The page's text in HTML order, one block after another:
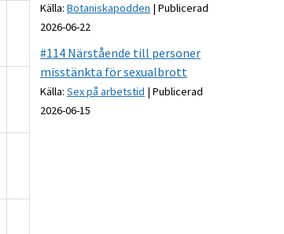
Källa:Botaniskapodden
Publicerad
2026-06-22
#114 Närstående till personer
misstänkta för sexualbrott
Källa:Sex på arbetstid
Publicerad
2026-06-15